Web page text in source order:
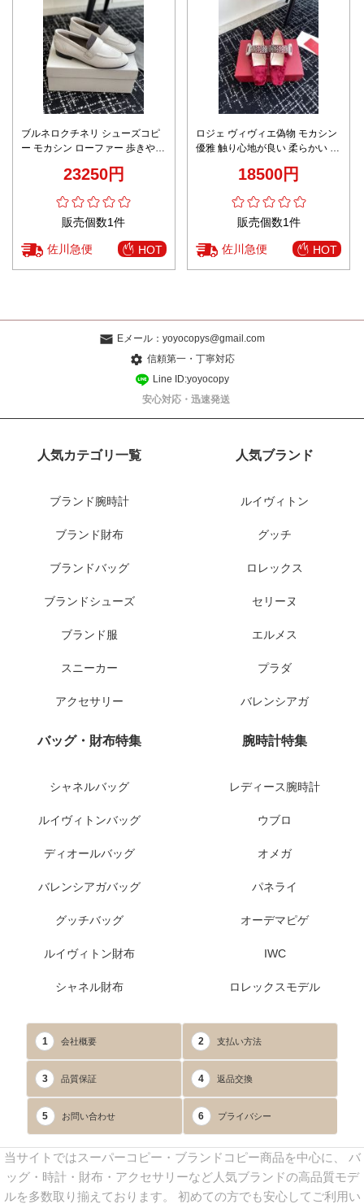
ブルネロクチネリ シューズコピ
ー モカシン ローファー 歩きやす
23250円
販売個数1件
佐川急便 HOT
ロジェ ヴィヴィエ偽物 モカシン
優雅 触り心地が良い 柔らかい 歩
18500円
販売個数1件
佐川急便 HOT
Eメール： yoyocopys@gmail.com
信頼第一・丁寧対応
Line ID:yoyocopy
安心対応・迅速発送
人気カテゴリ一覧
ブランド腕時計
ブランド財布
ブランドバッグ
ブランドシューズ
ブランド服
スニーカー
アクセサリー
人気ブランド
ルイヴィトン
グッチ
ロレックス
セリーヌ
エルメス
プラダ
バレンシアガ
バッグ・財布特集
シャネルバッグ
ルイヴィトンバッグ
ディオールバッグ
バレンシアガバッグ
グッチバッグ
ルイヴィトン財布
シャネル財布
腕時計特集
レディース腕時計
ウブロ
オメガ
パネライ
オーデマピゲ
IWC
ロレックスモデル
1 会社概要 2 支払い方法
3 品質保証 4 返品交換
5 お問い合わせ 6 プライバシー
当サイトではスーパーコピー・ブランドコピー商品を中心に、 バ
ッグ・時計・財布・アクセサリーなど人気ブランドの高品質モデ
ルを多数取り揃えております。 初めての方でも安心してご利用い